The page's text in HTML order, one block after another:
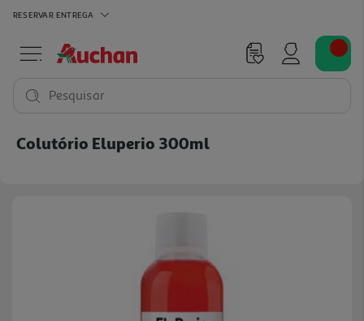
RESERVAR ENTREGA
Pesquisar
Colutório Eluperio 300ml